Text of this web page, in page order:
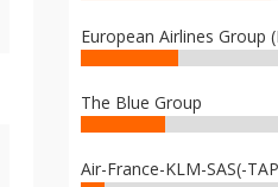
European Airlines Group
The Blue Group
Air-France-KLM-SAS(-